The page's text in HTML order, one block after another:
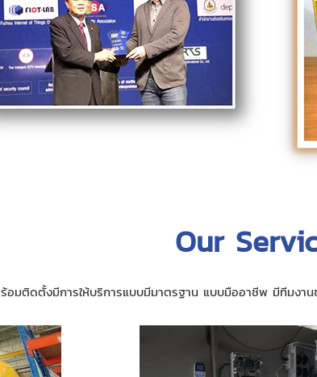
Our
มติดตั้งมีการให้บริการแบบมีมาตรฐาน แบบมืออาชีพ มีทีมงา